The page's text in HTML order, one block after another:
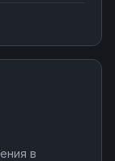
Data Scraper
в